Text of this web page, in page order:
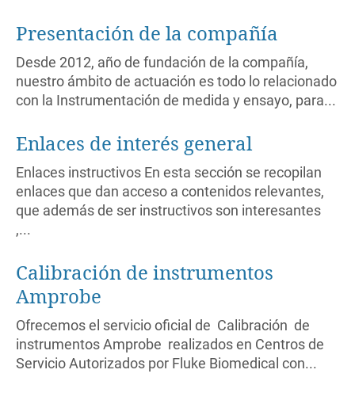
Presentación de la compañía
Desde 2012, año de fundación de la compañía,
nuestro ámbito de actuación es todo lo relacionado
con la Instrumentación de medida y ensayo, para...
Enlaces de interés general
Enlaces instructivos En esta sección se recopilan
enlaces que dan acceso a contenidos relevantes,
que además de ser instructivos son interesantes
,...
Calibración de instrumentos
Amprobe
Ofrecemos el servicio oficial de Calibración de
instrumentos Amprobe realizados en Centros de
Servicio Autorizados por Fluke Biomedical con...